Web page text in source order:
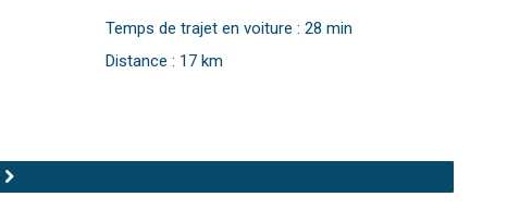
Temps de trajet en voiture : 28 min
Distance : 17 km